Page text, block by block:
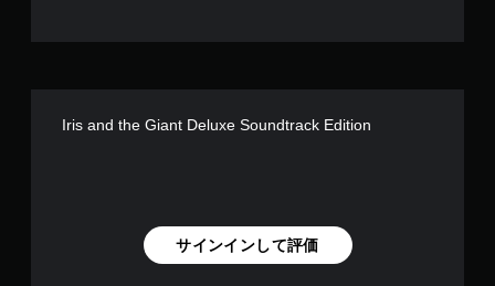
Iris and the Giant Deluxe Soundtrack Edition
サインインして評価